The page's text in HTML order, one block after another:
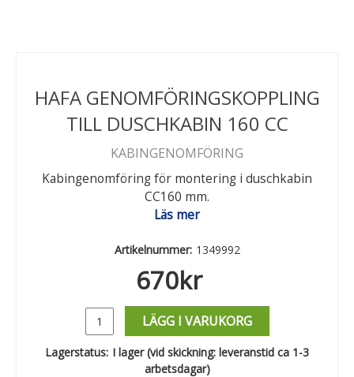
HAFA GENOMFÖRINGSKOPPLING
TILL DUSCHKABIN 160 CC
KABINGENOMFÖRING
Kabingenomföring för montering i duschkabin
CC160 mm.
Läs mer
Artikelnummer: 1349992
670kr
LÄGG I VARUKORG
Lagerstatus: I lager (vid skickning: leveranstid ca 1-3
arbetsdagar)